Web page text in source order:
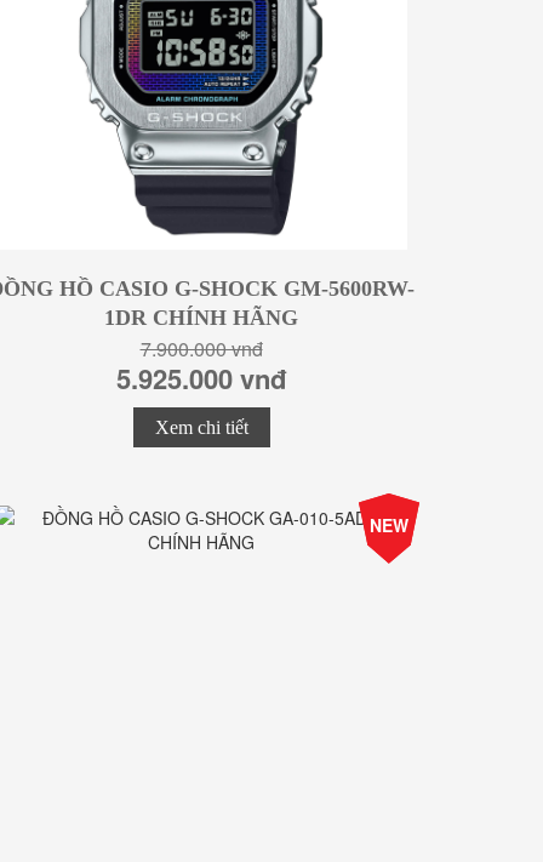
HỒ CASIO G-SHOCK GM-5600RW-
1DR CHÍNH HÃNG
7.900.000 vnđ
5.925.000 vnđ
Xem chi tiết
-25%
Giá
NEW